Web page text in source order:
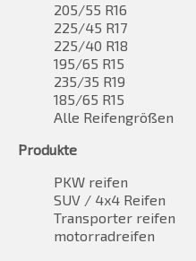
205/55 R16
225/45 R17
225/40 R18
195/65 R15
235/35 R19
185/65 R15
Alle Reifengrößen
Produkte
PKW reifen
SUV / 4x4 Reifen
Transporter reifen
motorradreifen